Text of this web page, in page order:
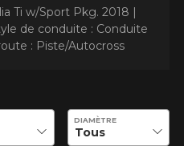
Ti w/Sport Pkg. 2018 |
de conduite : Conduite
: Piste/Autocross
pour vérifier la disponibilité
DIAMÈTRE
le